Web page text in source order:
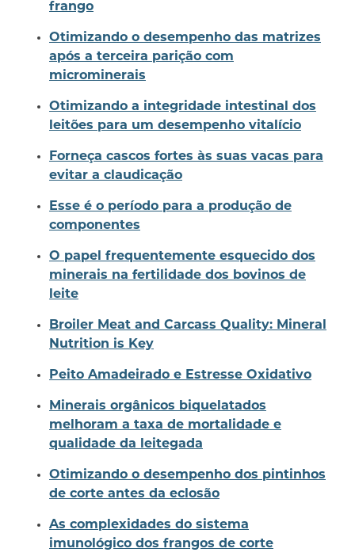
frango
Otimizando o desempenho das matrizes
após a terceira parição com
microminerais
Otimizando a integridade intestinal dos
leitões para um desempenho vitalício
Forneça cascos fortes às suas vacas para
evitar a claudicação
Esse é o período para a produção de
componentes
O papel frequentemente esquecido dos
minerais na fertilidade dos bovinos de
leite
Broiler Meat and Carcass Quality: Mineral
Nutrition is Key
Peito Amadeirado e Estresse Oxidativo
Minerais orgânicos biquelatados
melhoram a taxa de mortalidade e
qualidade da leitegada
Otimizando o desempenho dos pintinhos
de corte antes da eclosão
As complexidades do sistema
imunológico dos frangos de corte